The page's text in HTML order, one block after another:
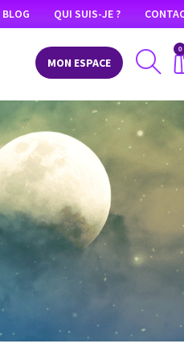
BLOG QUI SUIS-JE ?
MON ESPACE
0